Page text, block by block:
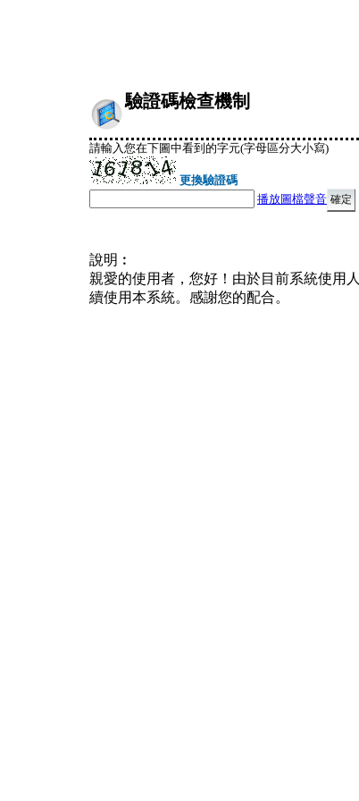
驗證碼檢查機制
請輸入您在下圖中看到的字元(字母區分大小寫)
更換驗證碼
播放圖檔聲音
說明︰
親愛的使用者，您好！由於目前系統使用
續使用本系統。感謝您的配合。